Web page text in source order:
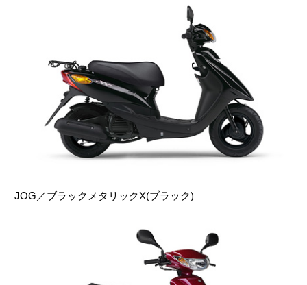
JOG／ブラックメタリックX(ブラック)